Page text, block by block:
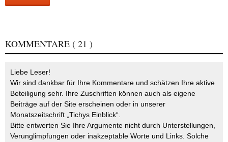
KOMMENTARE ( 21 )
Liebe Leser!
Wir sind dankbar für Ihre Kommentare und schätzen Ihre aktive
Beteiligung sehr. Ihre Zuschriften können auch als eigene
Beiträge auf der Site erscheinen oder in unserer
Monatszeitschrift „Tichys Einblick“.
Bitte entwerten Sie Ihre Argumente nicht durch Unterstellungen,
Verunglimpfungen oder inakzeptable Worte und Links. Solche